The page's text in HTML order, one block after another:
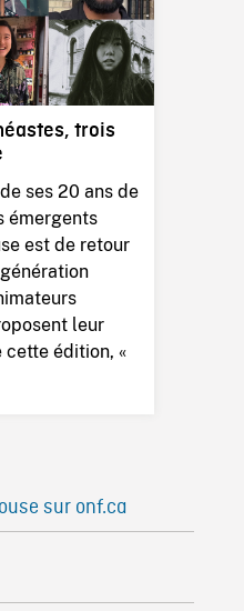
trois
ses 20 ans de
émergents
est de retour
leur
cette édition, «
sur onf.ca